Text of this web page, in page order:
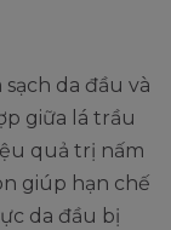
da đầu và
giữa lá trầu
quả trị nấm
giúp hạn chế
da đầu bị